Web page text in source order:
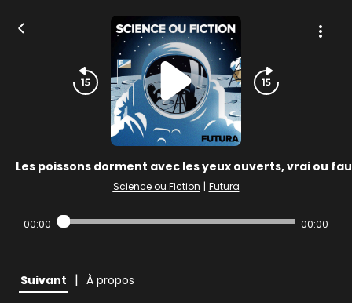
Les poissons dorment avec les yeux ouverts, vrai ou
Science ou Fiction | Futura
00:00 00:00
Suivant | À propos